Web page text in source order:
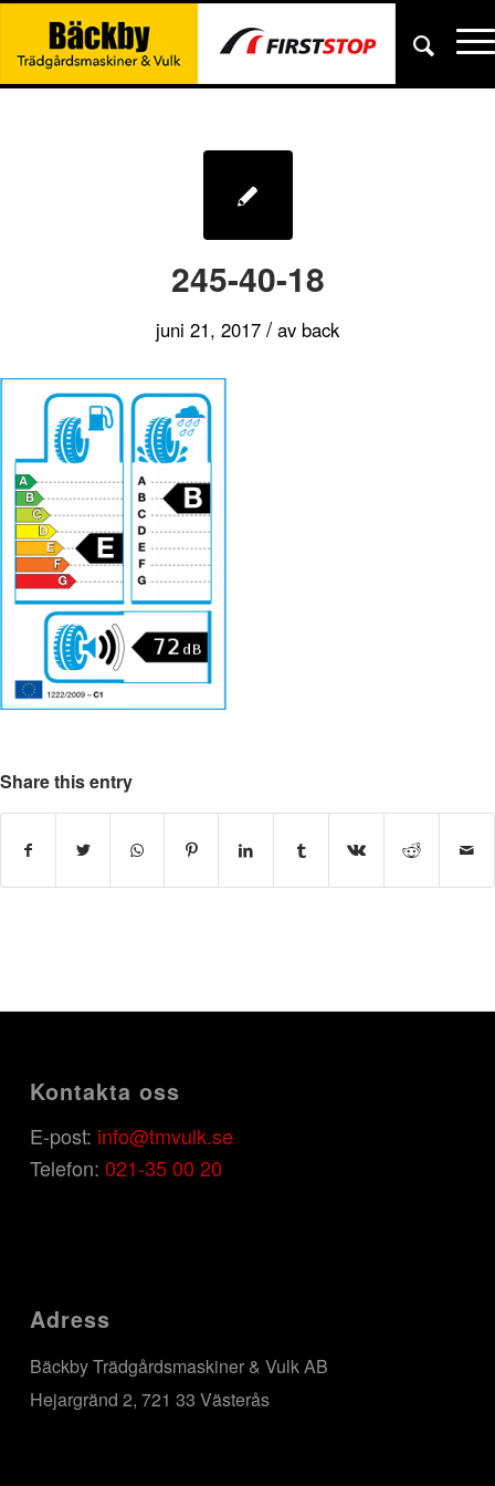
245-40-18
juni 21, 2017 / av back
Share this entry
Kontakta oss
E-post: info@tmvulk.se
Telefon: 021-35 00 20
Adress
Bäckby Trädgårdsmaskiner & Vulk AB
Hejargränd 2, 721 33 Västerås